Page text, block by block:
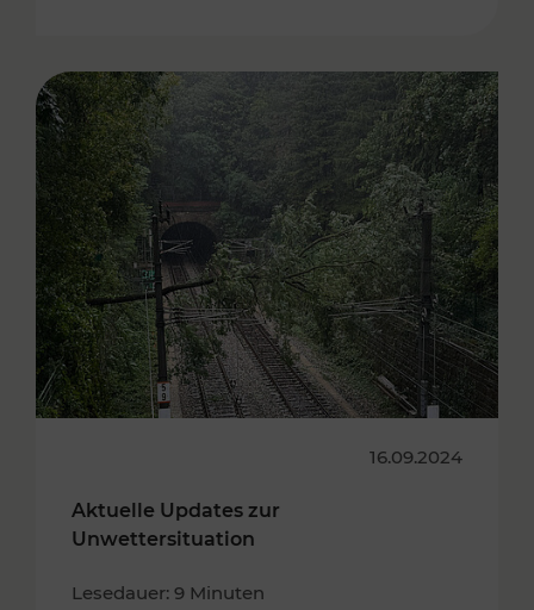
16.09.2024
Aktuelle Updates zur
Unwettersituation
Lesedauer: 9 Minuten